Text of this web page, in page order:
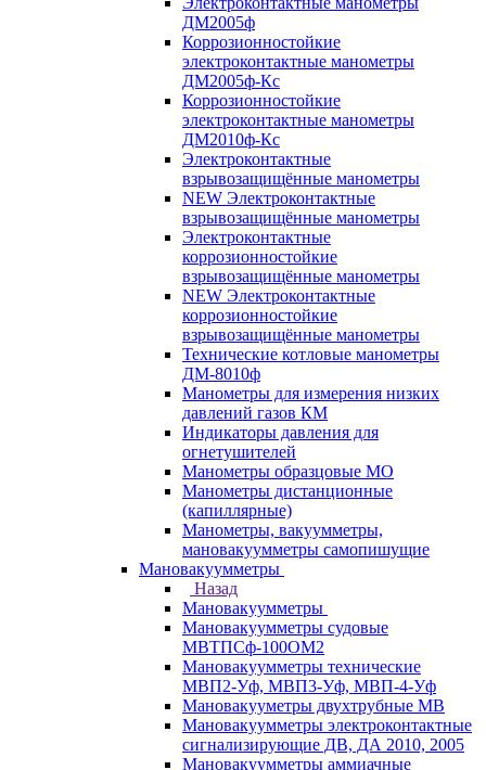
ДМ2005ф
Коррозионностойкие
электроконтактные манометры
ДМ2005ф-Кс
Коррозионностойкие
электроконтактные манометры
ДМ2010ф-Кс
Электроконтактные
взрывозащищённые манометры
NEW Электроконтактные
взрывозащищённые манометры
Электроконтактные
коррозионностойкие
взрывозащищённые манометры
NEW Электроконтактные
коррозионностойкие
взрывозащищённые манометры
Технические котловые манометры
ДМ-8010ф
Манометры для измерения низких
давлений газов КМ
Индикаторы давления для
огнетушителей
Манометры образцовые МО
Манометры дистанционные
(капиллярные)
Манометры, вакуумметры,
мановакуумметры самопишущие
Мановакуумметры
Назад
Мановакуумметры
Мановакуумметры судовые
МВТПСф-100ОМ2
Мановакуумметры технические
МВП2-Уф, МВП3-Уф, МВП-4-Уф
Мановакууметры двухтрубные МВ
Мановакуумметры электроконтактные
сигнализирующие ДВ, ДА 2010, 2005
Мановакуумметры аммиачные